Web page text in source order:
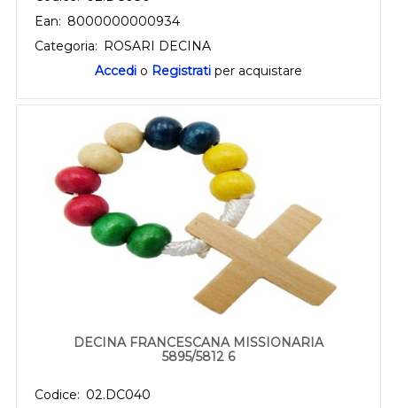
Ean: 8000000000934
Categoria: ROSARI DECINA
Accedi o Registrati per acquistare
DECINA FRANCESCANA MISSIONARIA
5895/5812 6
Codice: 02.DC040